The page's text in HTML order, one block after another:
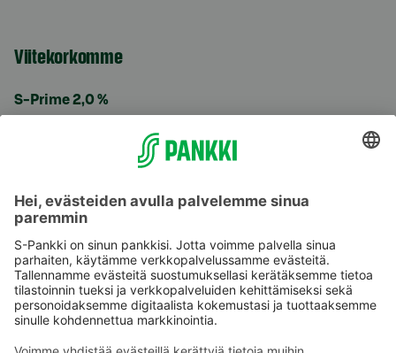
Viitekorkomme
S-Prime 2,0 %
Käyttöehdot